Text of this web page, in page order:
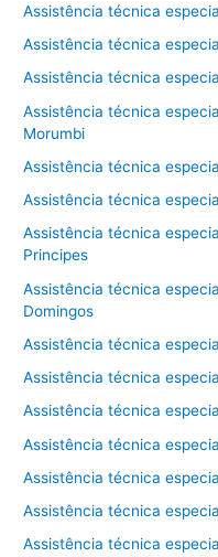
Assistência técnica
Assistência técnica
Assistência técnica
Assistência técnica
Morumbi
Assistência técnica
Assistência técnica
Assistência técnica
Principes
Assistência técnica
Domingos
Assistência técnica
Assistência técnica
Assistência técnica
Assistência técnica
Assistência técnica
Assistência técnica
Assistência técnica